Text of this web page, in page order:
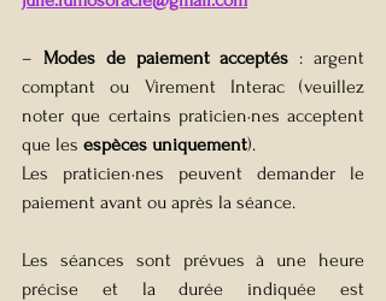
– Modes de paiement acceptés : argent
comptant ou Virement Interac (veuillez
noter que certains praticien·nes acceptent
que les espèces uniquement).
Les praticien·nes peuvent demander le
paiement avant ou après la séance.
Les séances sont prévues à une heure
précise et la durée indiquée est